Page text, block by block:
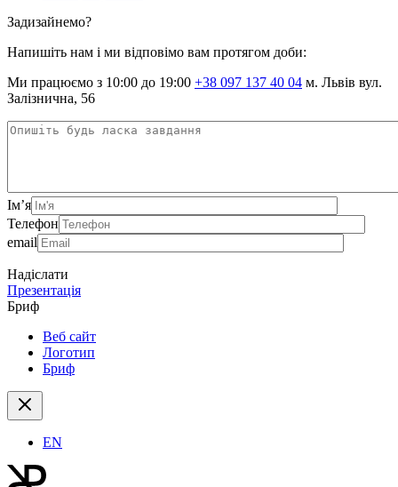
Задизайнемо?
Напишіть нам і ми відповімо вам протягом доби:
Ми працюємо з 10:00 до 19:00 +38 097 137 40 04 м. Львів вул.
Залізнична, 56
Ім’я
Телефон
email
Надіслати
Презентація
Бриф
Веб сайт
Логотип
Бриф
EN